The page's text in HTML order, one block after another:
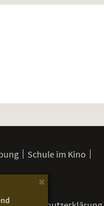
Schule im Kino
×